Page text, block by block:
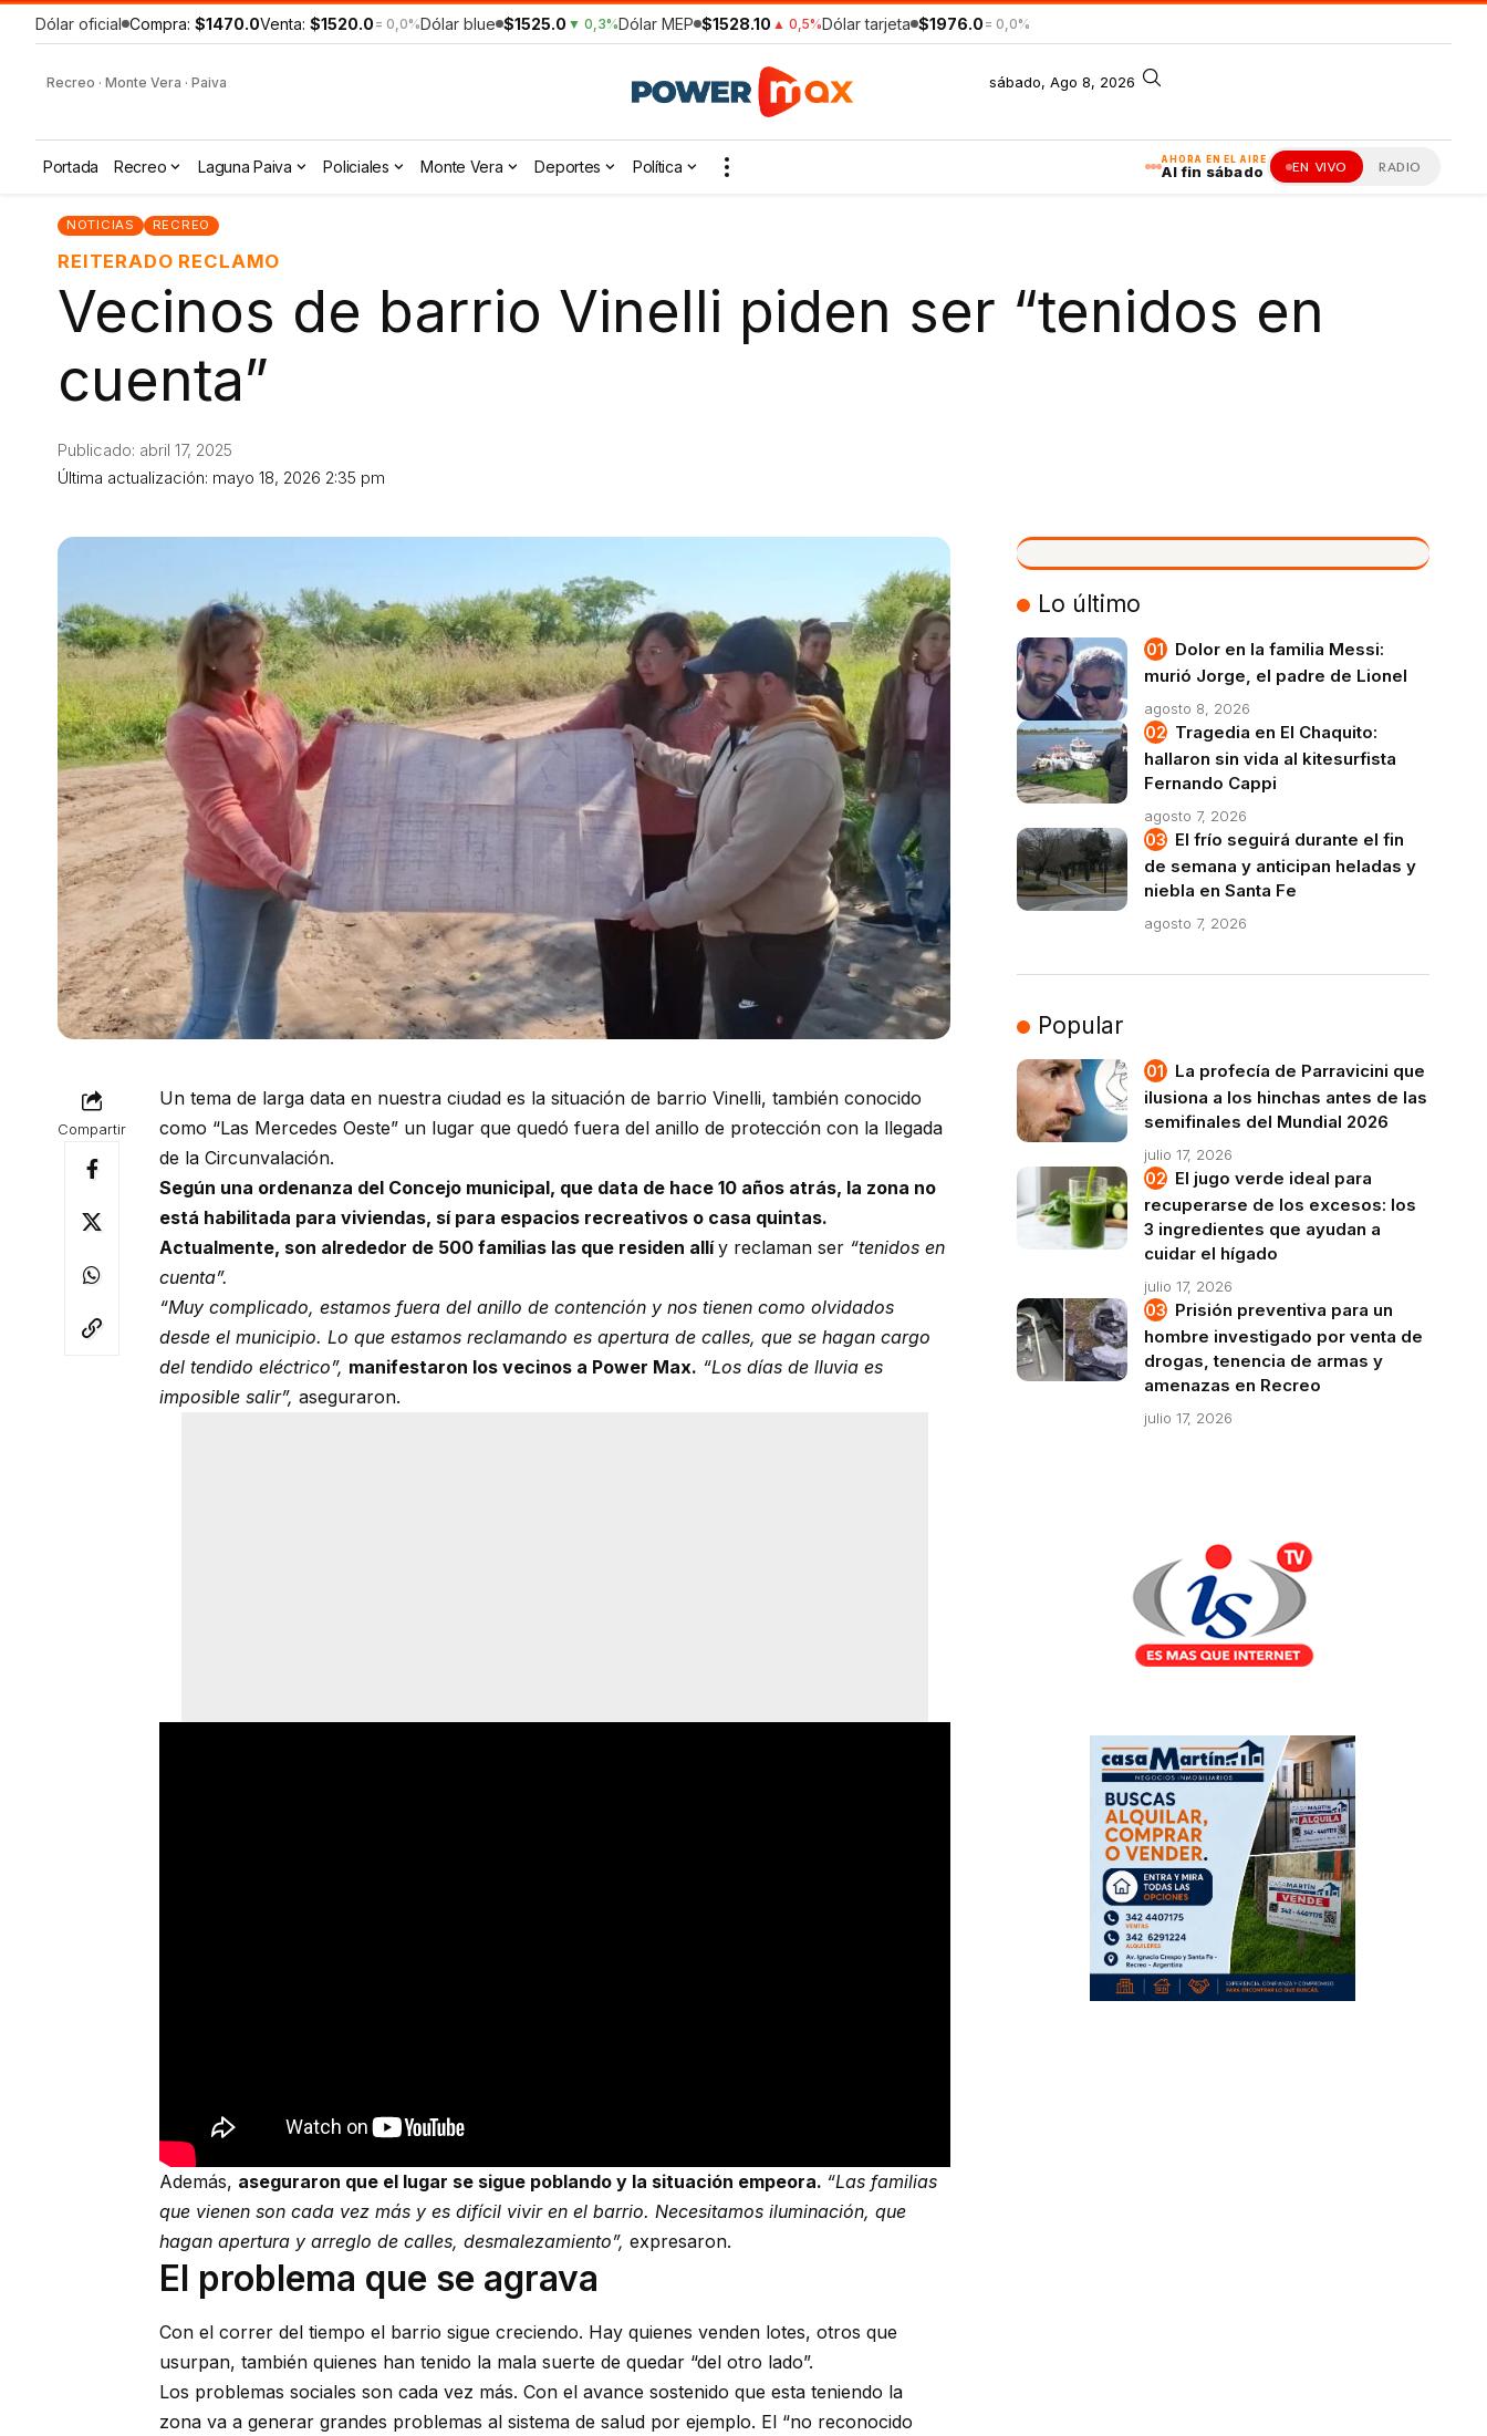
Dólar oficial Compra: $1470.0Venta: $1520.0 = 0,0%Dólar blue $1525.0 ▼ 0,3%Dólar MEP $1528.10 ▲ 0,5%Dólar tarjeta $1976.0 = 0,0%
Recreo · Monte Vera · Paiva sábado, Ago 8, 2026
AHORA EN EL AIRE
Al fin sábado EN VIVO RADIO
Portada Recreo Laguna Paiva Policiales Monte Vera Deportes Política
NOTICIAS RECREO
REITERADO RECLAMO
Vecinos de barrio Vinelli piden ser “tenidos en
cuenta”
Última actualización: mayo 18, 2026 2:35 pm
Publicado: abril 17, 2025
Compartir
Un tema de larga data en nuestra ciudad es la situación de barrio Vinelli, también conocido
como “Las Mercedes Oeste” un lugar que quedó fuera del anillo de protección con la llegada
de la Circunvalación.
Según una ordenanza del Concejo municipal, que data de hace 10 años atrás, la zona no
está habilitada para viviendas, sí para espacios recreativos o casa quintas.
Actualmente, son alrededor de 500 familias las que residen allíy reclaman ser “tenidos en
cuenta”.
“Muy complicado, estamos fuera del anillo de contención y nos tienen como olvidados
desde el municipio. Lo que estamos reclamando es apertura de calles, que se hagan cargo
del tendido eléctrico”, manifestaron los vecinos a Power Max. “Los días de lluvia es
imposible salir”, aseguraron.
Además, aseguraron que el lugar se sigue poblando y la situación empeora. “Las familias
que vienen son cada vez más y es difícil vivir en el barrio. Necesitamos iluminación, que
hagan apertura y arreglo de calles, desmalezamiento”, expresaron.
El problema que se agrava
Con el correr del tiempo el barrio sigue creciendo. Hay quienes venden lotes, otros que
usurpan, también quienes han tenido la mala suerte de quedar “del otro lado”.
Los problemas sociales son cada vez más. Con el avance sostenido que esta teniendo la
zona va a generar grandes problemas al sistema de salud por ejemplo. El “no reconocido
VIVO
Lo último
Dolor en la familia Messi:
murió Jorge, el padre de Lionel
agosto 8, 2026
Tragedia en El Chaquito:
hallaron sin vida al kitesurfista
Fernando Cappi
agosto 7, 2026
El frío seguirá durante el fin
de semana y anticipan heladas y
niebla en Santa Fe
agosto 7, 2026
Popular
La profecía de Parravicini que
ilusiona a los hinchas antes de las
semifinales del Mundial 2026
julio 17, 2026
El jugo verde ideal para
recuperarse de los excesos: los
3 ingredientes que ayudan a
cuidar el hígado
julio 17, 2026
Prisión preventiva para un
hombre investigado por venta de
drogas, tenencia de armas y
amenazas en Recreo
julio 17, 2026